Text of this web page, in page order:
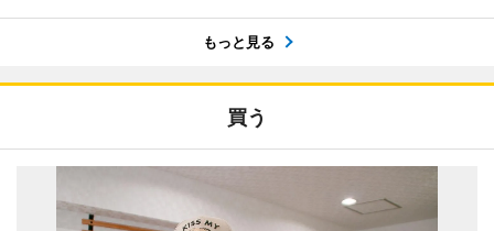
もっと見る
買う